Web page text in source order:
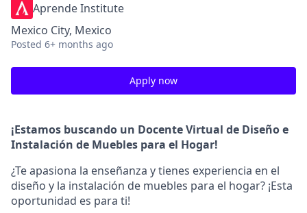
Aprende Institute
Mexico City, Mexico
Posted 6+ months ago
Apply now
¡Estamos buscando un Docente Virtual de Diseño e
Instalación de Muebles para el Hogar!
¿Te apasiona la enseñanza y tienes experiencia en el
diseño y la instalación de muebles para el hogar? ¡Esta
oportunidad es para ti!